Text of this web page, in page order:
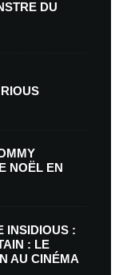
DU
NOËL EN
INSIDIOUS :
: LE
AU CINÉMA